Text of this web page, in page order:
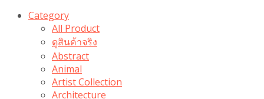
Category
All Product
ดูสินค้าจริง
Abstract
Animal
Artist Collection
Architecture